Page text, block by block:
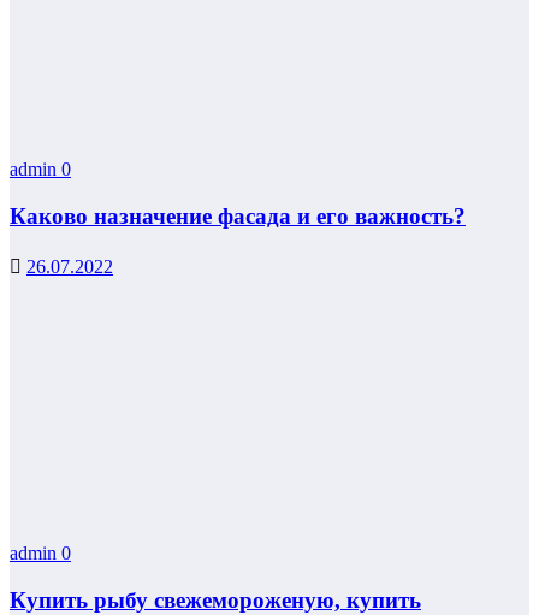
admin 0
Каково назначение фасада и его важность?
26.07.2022
admin 0
Купить рыбу свежемороженую, купить